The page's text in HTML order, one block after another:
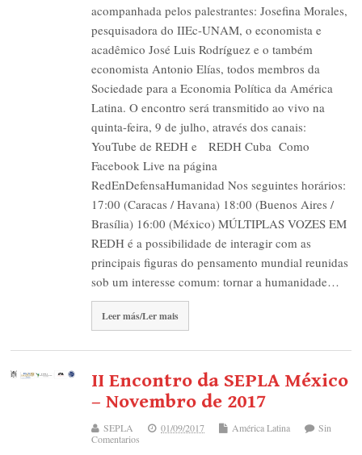
acompanhada pelos palestrantes: Josefina Morales,
pesquisadora do IIEc-UNAM, o economista e
acadêmico José Luis Rodríguez e o também
economista Antonio Elías, todos membros da
Sociedade para a Economia Política da América
Latina. O encontro será transmitido ao vivo na
quinta-feira, 9 de julho, através dos canais:
YouTube de REDH e REDH Cuba Como
Facebook Live na página
RedEnDefensaHumanidad Nos seguintes horários:
17:00 (Caracas / Havana) 18:00 (Buenos Aires /
Brasília) 16:00 (México) MÚLTIPLAS VOZES EM
REDH é a possibilidade de interagir com as
principais figuras do pensamento mundial reunidas
sob um interesse comum: tornar a humanidade…
Leer más/Ler mais
II Encontro da SEPLA México
– Novembro de 2017
SEPLA 01/09/2017 América Latina
Sin
Comentarios